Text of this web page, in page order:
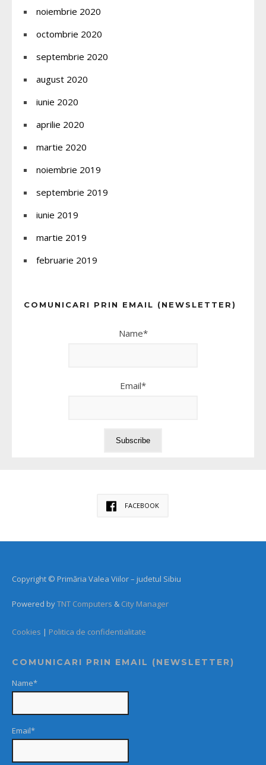
noiembrie 2020
octombrie 2020
septembrie 2020
august 2020
iunie 2020
aprilie 2020
martie 2020
noiembrie 2019
septembrie 2019
iunie 2019
martie 2019
februarie 2019
COMUNICARI PRIN EMAIL (NEWSLETTER)
Name*
Email*
FACEBOOK
Copyright © Primăria Valea Viilor – judetul Sibiu
Powered byTNT Computers & City Manager
Cookies | Politica de confidentialitate
COMUNICARI PRIN EMAIL (NEWSLETTER)
Name*
Email*